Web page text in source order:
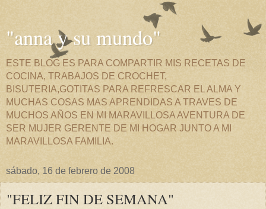
"anna y su mundo"
ESTE BLOG ES PARA COMPARTIR MIS RECETAS DE
COCINA, TRABAJOS DE CROCHET,
BISUTERIA,GOTITAS PARA REFRESCAR EL ALMA Y
MUCHAS COSAS MAS APRENDIDAS A TRAVES DE
MUCHOS AÑOS EN MI MARAVILLOSA AVENTURA DE
SER MUJER GERENTE DE MI HOGAR JUNTO A MI
MARAVILLOSA FAMILIA.
sábado, 16 de febrero de 2008
"FELIZ FIN DE SEMANA"